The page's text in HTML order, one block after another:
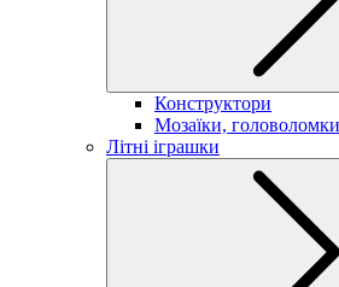
Конструктори
Мозаїки,
Літні іграшки